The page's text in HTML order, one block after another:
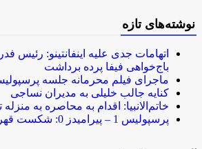
نوشته‌های تازه
اتهامات جدی علیه اینفانتینو: رئیس
باج‌خواهی فیفا پرده برداشت
ماجرای فیلم محرمانه جلسه
کنایه جالب خلیلی به مدیران نساجی
خاتم‌الانبیا: اقدام به محاصره به
پرسپولیس 1 – پیرامیدز 0: شکست قهرمان آفریقا!